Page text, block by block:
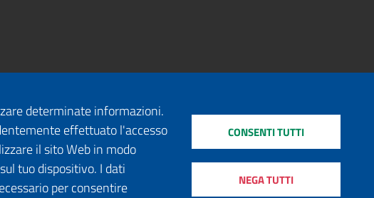
determinate informazioni.
effettuato l'accesso
il sito Web in modo
tuo dispositivo. I dati
per consentire
NEGA TUTTI
CONSENTI TUTTI